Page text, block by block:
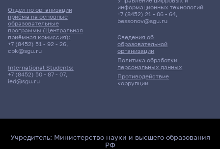
Отдел по организации
приёма на основные
образовательные
программы (Центральная
приёмная комиссия):
+7 (8452) 51 - 92 - 26,
cpk@sgu.ru
International Students:
+7 (8452) 50 - 87 - 07,
ied@sgu.ru
Сведения об
образовательной
организации
Политика обработки
персональных данных
Противодействие
коррупции
информационных технологий
+7 (8452) 21 - 06 - 64,
bessonov@sgu.ru
Учредитель: Министерство науки и высшего образования
РФ